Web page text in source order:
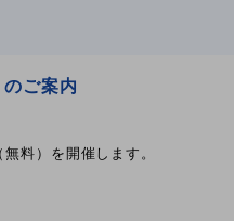
ご案内
料）を開催します。